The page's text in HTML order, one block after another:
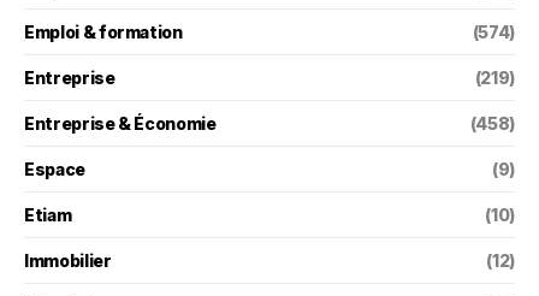
Emploi & formation (574)
Entreprise (219)
Entreprise & Économie (458)
Espace (9)
Etiam (10)
Immobilier (12)